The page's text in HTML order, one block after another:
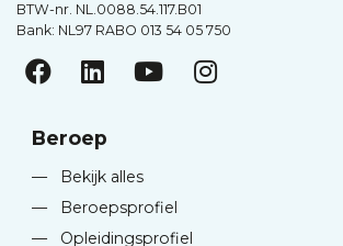
BTW-nr. NL.0088.54.117.B01
Bank: NL97 RABO 013 54 05 750
Beroep
—
Bekijk alles
—
Beroepsprofiel
—
Opleidingsprofiel